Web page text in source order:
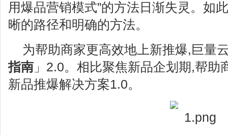
用爆品营销模式”的方法日渐失灵。如
晰的路径和明确的方法。
为帮助商家更高效地上新推爆,巨量
指南 」2.0。相比聚焦新品企划期,帮助
新品推爆解决方案1.0。